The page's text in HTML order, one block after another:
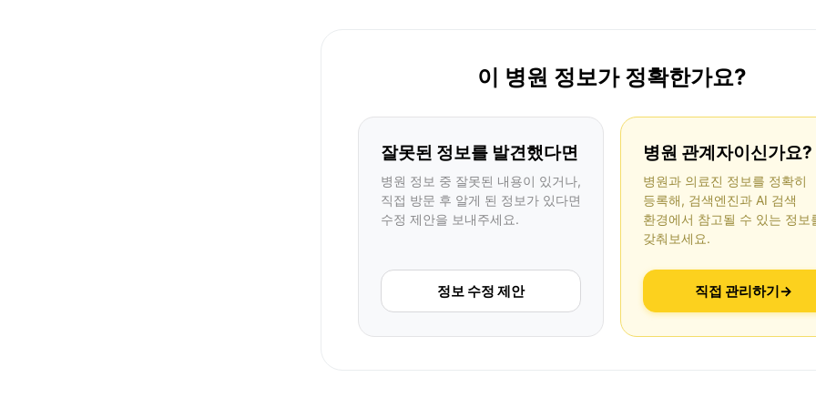
이 병원 정보가 정확한가요?
잘못된 정보를 발견했다면
병원 정보 중 잘못된 내용이 있거나,
직접 방문 후 알게 된 정보가 있다면
수정 제안을 보내주세요.
정보 수정 제안
병원 관계자이신가요?
병원과 의료진 정보를 정확히
등록해, 검색엔진과 AI 검색
환경에서 참고될 수 있는 정보
갖춰보세요.
직접 관리하기→